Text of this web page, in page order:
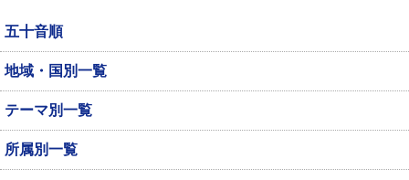
五十音順
地域・国別一覧
テーマ別一覧
所属別一覧